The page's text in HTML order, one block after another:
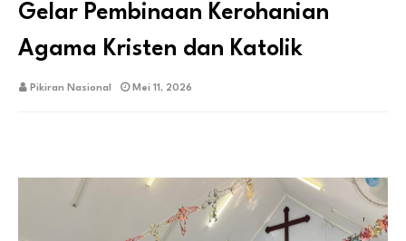
Gelar Pembinaan Kerohanian
Agama Kristen dan Katolik
Pikiran Nasional Mei 11, 2026